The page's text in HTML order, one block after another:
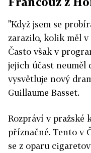
"Když jsem se
zarazilo, kolik měl
Často však v
jejich účast neuměl
vysvětluje nový
Guillaume Basset.
Rozpráví v pražské
příznačné. Tento v
se z oparu